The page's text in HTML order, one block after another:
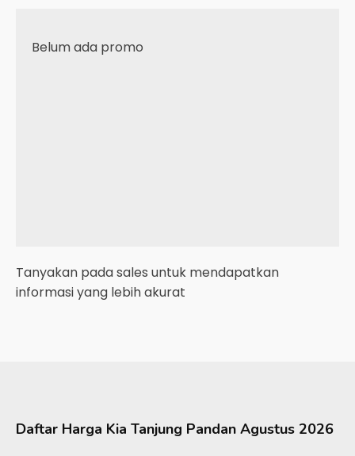
Belum ada promo
Tanyakan pada sales untuk mendapatkan
informasi yang lebih akurat
Daftar Harga Kia Tanjung Pandan Agustus 2026